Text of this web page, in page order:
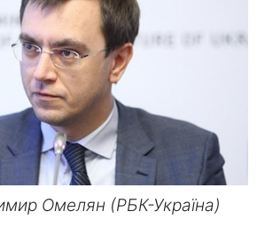
Омелян (РБК-Україна)